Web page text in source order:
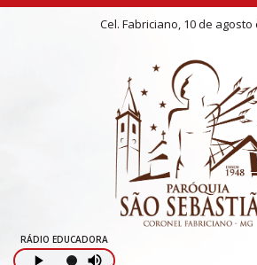
Cel. Fabriciano, 10 de agosto
RÁDIO EDUCADORA